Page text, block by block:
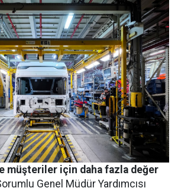
müşteriler için daha fazla değer
Genel Müdür Yardımcısı